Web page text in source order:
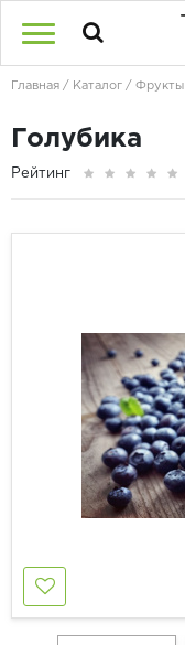
Главная Каталог Фрукты
Голубика
Рейтинг